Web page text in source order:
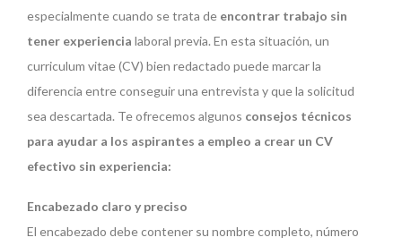
especialmente cuando se trata de encontrar trabajo sin
tener experiencia laboral previa. En esta situación, un
curriculum vitae (CV) bien redactado puede marcar la
diferencia entre conseguir una entrevista y que la solicitud
sea descartada. Te ofrecemos algunos consejos técnicos
para ayudar a los aspirantes a empleo a crear un CV
efectivo sin experiencia:
Encabezado claro y preciso
El encabezado debe contener su nombre completo, número